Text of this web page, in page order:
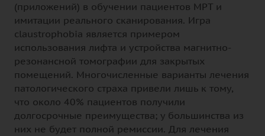
(приложений) в обучении пациентов МРТ и
имитации реального сканирования. Игра
claustrophobia является примером
использования лифта и устройства магнитно-
резонансной томографии для закрытых
помещений. Многочисленные варианты лечения
патологического страха привели лишь к тому,
что около 40% пациентов получили
долгосрочные преимущества; у большинства из
них не будет полной ремиссии. Для лечения